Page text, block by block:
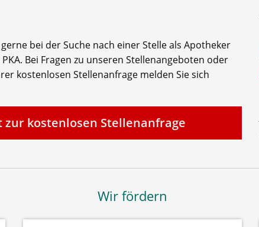
bei der Suche nach einer Stelle als Apotheker
Bei Fragen zu unseren Stellenangeboten oder
kostenlosen Stellenanfrage melden Sie sich
zur kostenlosen Stellenanfrage
Wir fördern